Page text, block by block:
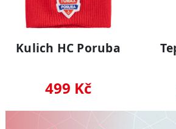
Kulich HC Poruba
499 Kč